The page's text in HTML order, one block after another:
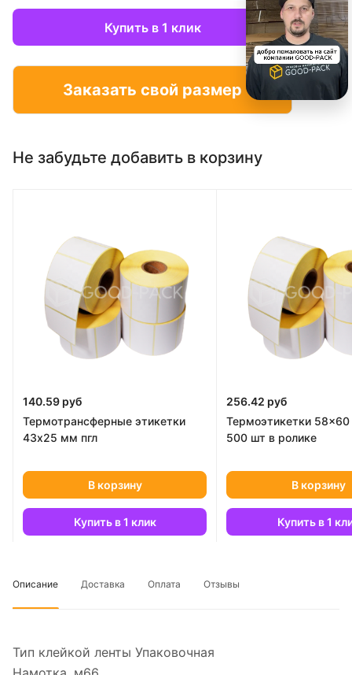
Купить в 1 клик
Заказать свой размер
Не забудьте добавить в корзину
140.59 руб
Термотрансферные этикетки
43х25 мм пгл
В корзину
Купить в 1 клик
256.42 руб
Термоэтикетки
500 шт в ролике
В корзину
Купить в 1
Описание Доставка Оплата Отзывы
Тип клейкой ленты Упаковочная